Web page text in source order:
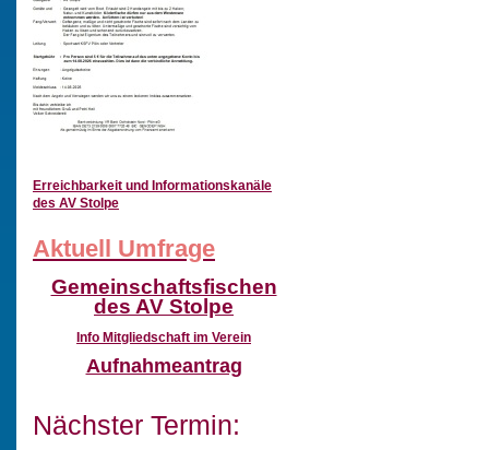
Erreichbarkeit und Informationskanäle
des AV Stolpe
Aktuell Umfrage
Gemeinschaftsfischen
des AV Stolpe
Info Mitgliedschaft im Verein
Aufnahmeantrag
Nächster Termin: